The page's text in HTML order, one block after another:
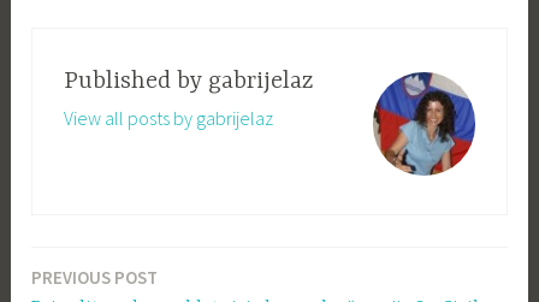
Published by gabrijelaz
View all posts by gabrijelaz
Navigacija
PREVIOUS POST